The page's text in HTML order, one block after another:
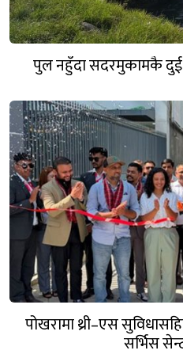
पुल नहुँदा सदरमुकामकै दुई
पोखरामा थ्री–एस
सर्भिस